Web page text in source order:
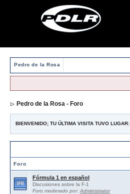
Pedro de la Rosa
Pedro de la Rosa - Foro
BIENVENIDO; TU ÚLTIMA VISITA TUVO LUGAR:
Foro
Fórmula 1 en español
Discusiones sobre la F-1
Foro moderado por: Administrator